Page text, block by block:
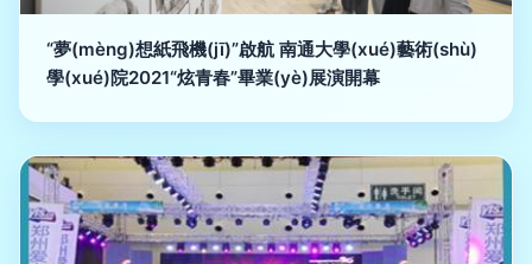
“夢(mèng)想紙飛機(jī)”啟航 南通大學(xué)藝術(shù)
學(xué)院2021“炫青春”畢業(yè)展演開幕